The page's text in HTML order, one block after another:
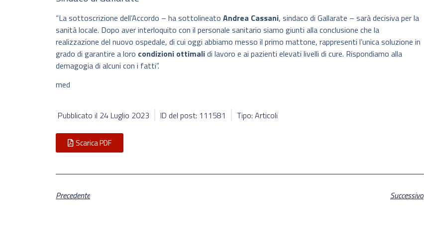
“La sottoscrizione dell’Accordo – ha sottolineato Andrea Cassani, sindaco di Gallarate – sarà decisiva per la
sanità locale. Dopo aver interloquito con il personale sanitario siamo giunti alla conclusione che la
realizzazione del nuovo ospedale, di cui oggi abbiamo messo il primo mattone, rappresenti l’unica soluzione in
grado di garantire a loro condizioni ottimalidi lavoro e ai pazienti elevati livelli di cure. Rispondiamo alla
demagogia di alcuni con i fatti”.
med
Pubblicato il 24 Luglio 2023 ID del post: 111581 Tipo: Articoli
Scarica PDF
Precedente Successivo